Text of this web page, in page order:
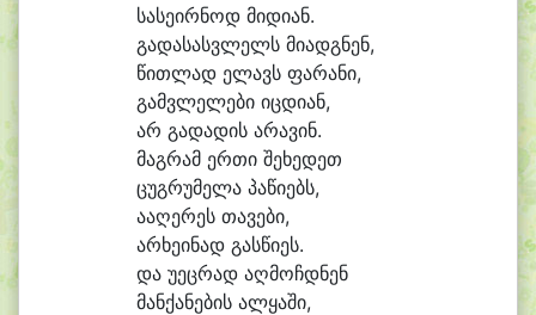
სასეირნოდ მიდიან.
გადასასვლელს მიადგნენ,
წითლად ელავს ფარანი,
გამვლელები იცდიან,
არ გადადის არავინ.
მაგრამ ერთი შეხედეთ
ცუგრუმელა პაწიებს,
ააღერეს თავები,
არხეინად გასწიეს.
და უეცრად აღმოჩდნენ
მანქანების ალყაში,